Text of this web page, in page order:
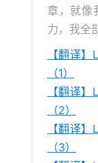
章，就像
力，我全
【翻译
（1）
【翻译
（2）
【翻译
（3）